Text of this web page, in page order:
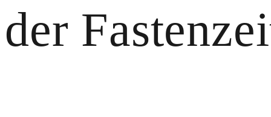
der